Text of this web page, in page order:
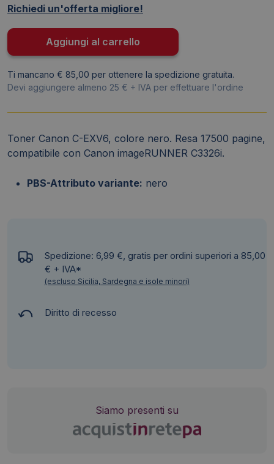
5761C001
Richiedi un'offerta migliore!
Aggiungi al carrello
Ti mancano € 85,00 per ottenere la spedizione gratuita.
Devi aggiungere almeno 25 € + IVA per effettuare l'ordine
Toner Canon C-EXV6, colore nero. Resa 17500 pagine,
compatibile con Canon imageRUNNER C3326i.
PBS-Attributo variante: nero
Spedizione: 6,99 €, gratis per ordini superiori a 85,00
€ + IVA*
(escluso Sicilia, Sardegna e isole minori)
Diritto di recesso
Siamo presenti su